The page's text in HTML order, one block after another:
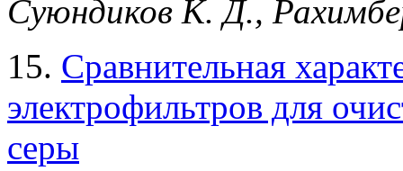
Суюндиков К. Д.,
15. Сравнительная
электрофильтров для
серы